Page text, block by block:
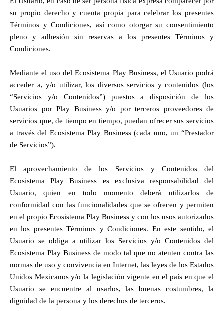
su propio derecho y cuenta propia para celebrar los presentes
Términos y Condiciones, así como otorgar su consentimiento
pleno y adhesión sin reservas a los presentes Términos y
Condiciones.
Mediante el uso del Ecosistema Play Business, el Usuario podrá
acceder a, y/o utilizar, los diversos servicios y contenidos (los
“Servicios y/o Contenidos”) puestos a disposición de los
Usuarios por Play Business y/o por terceros proveedores de
servicios que, de tiempo en tiempo, puedan ofrecer sus servicios
a través del Ecosistema Play Business (cada uno, un “Prestador
de Servicios”).
El aprovechamiento de los Servicios y Contenidos del
Ecosistema Play Business es exclusiva responsabilidad del
Usuario, quien en todo momento deberá utilizarlos de
conformidad con las funcionalidades que se ofrecen y permiten
en el propio Ecosistema Play Business y con los usos autorizados
en los presentes Términos y Condiciones. En este sentido, el
Usuario se obliga a utilizar los Servicios y/o Contenidos del
Ecosistema Play Business de modo tal que no atenten contra las
normas de uso y convivencia en Internet, las leyes de los Estados
Unidos Mexicanos y/o la legislación vigente en el país en que el
Usuario se encuentre al usarlos, las buenas costumbres, la
dignidad de la persona y los derechos de terceros.